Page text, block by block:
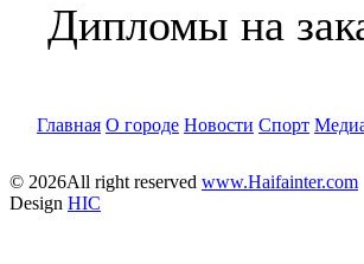
Дипломы на
Главная О городе Новости Спорт
© 2026All right reserved www.Haifainter.com
Design HIC